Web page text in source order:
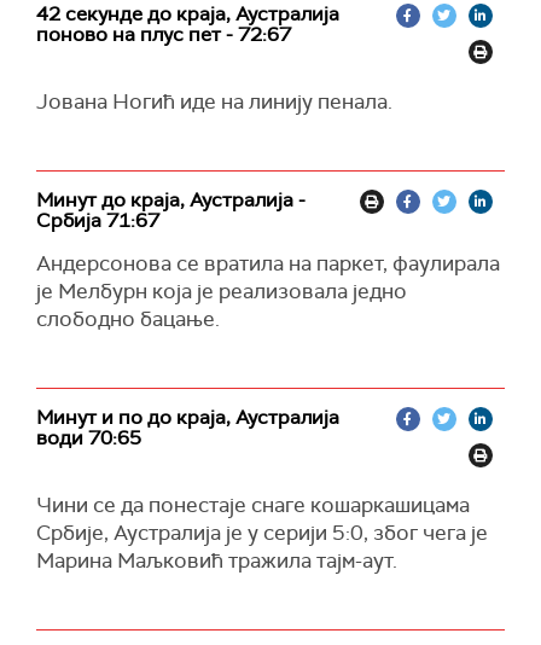
42 секунде до краја, Аустралија
поново на плус пет - 72:67
Јована Ногић иде на линију пенала.
Минут до краја, Аустралија -
Србија 71:67
Андерсонова се вратила на паркет, фаулирала
је Мелбурн која је реализовала једно
слободно бацање.
Минут и по до краја, Аустралија
води 70:65
Чини се да понестаје снаге кошаркашицама
Србије, Аустралија је у серији 5:0, због чега је
Марина Маљковић тражила тајм-аут.